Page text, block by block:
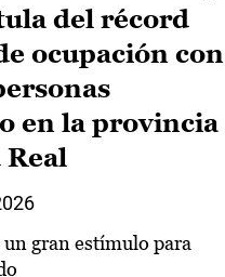
del récord
ocupación con
en la provincia
Real
gran estímulo para